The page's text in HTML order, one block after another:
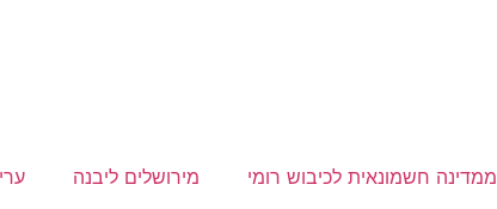
ממדינה חשמונאית לכיבוש רומי מירושלים ליבנה